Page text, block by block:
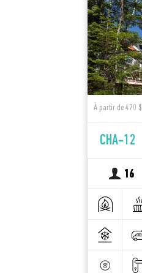
À partir de 470 $
CHA-12
16